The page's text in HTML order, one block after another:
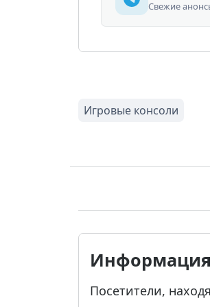
Свежие
Информация
Посетители,